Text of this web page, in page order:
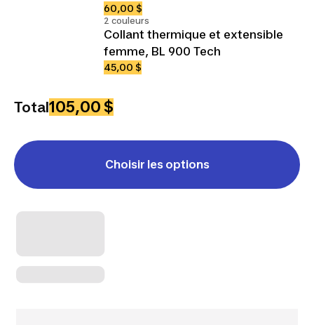
60,00 $
2 couleurs
Collant thermique et extensible
femme, BL 900 Tech
45,00 $
Total105,00 $
Choisir les options